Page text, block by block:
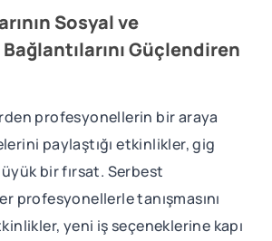
Sosyal ve
Güçlendiren
profesyonellerin bir araya
paylaştığı etkinlikler, gig
bir fırsat. Serbest
profesyonellerle tanışmasını
yeni iş seçeneklerine kapı